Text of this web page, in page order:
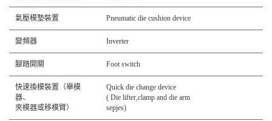
氣壓模墊裝置 Pneumatic die cushion device
變頻器 Inverter
腳踏開關 Foot switch
快速換模裝置（舉模
器、
夾模器或移模臂）
Quick die change device
( Die lifter,clamp and die arm
sepjes)